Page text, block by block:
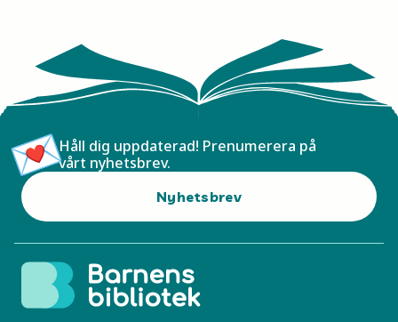
Håll dig uppdaterad! Prenumerera på
vårt nyhetsbrev.
Nyhetsbrev